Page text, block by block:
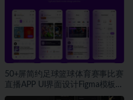
50+屏简约足球篮球体育赛事比赛
直播APP UI界面设计Figma模板套
件